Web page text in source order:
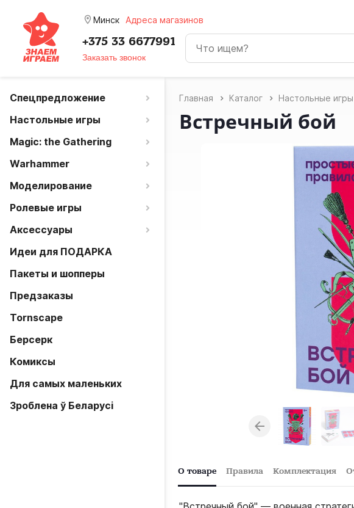
room Минск Адреса магазинов
+375 33 6677991
Заказать звонок
Спецпредложение
Настольные игры
Magic: the Gathering
Warhammer
Моделирование
Ролевые игры
Аксессуары
Идеи для ПОДАРКА
Пакеты и шопперы
Предзаказы
Tornscape
Берсерк
Комиксы
Для самых маленьких
Зроблена ў Беларусi
Главная Каталог Настольные игры
Встречный бой
О товаре Правила Комплектация